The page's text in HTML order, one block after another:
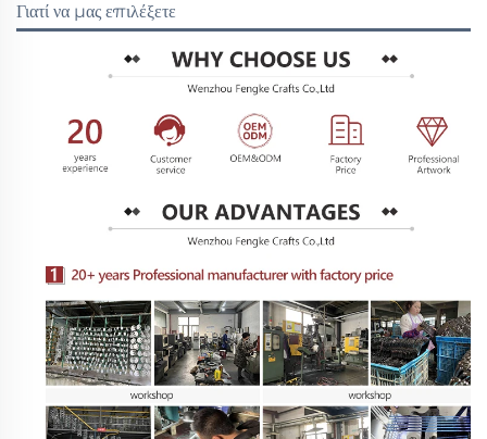
Γιατί να μας επιλέξετε